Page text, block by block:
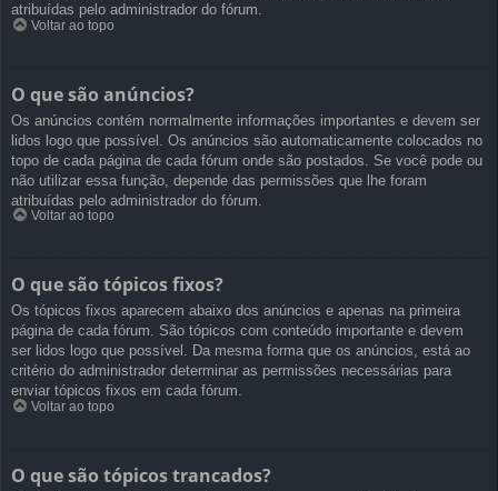
atribuídas pelo administrador do fórum.
Voltar ao topo
O que são anúncios?
Os anúncios contém normalmente informações importantes e devem ser
lidos logo que possível. Os anúncios são automaticamente colocados no
topo de cada página de cada fórum onde são postados. Se você pode ou
não utilizar essa função, depende das permissões que lhe foram
atribuídas pelo administrador do fórum.
Voltar ao topo
O que são tópicos fixos?
Os tópicos fixos aparecem abaixo dos anúncios e apenas na primeira
página de cada fórum. São tópicos com conteúdo importante e devem
ser lidos logo que possível. Da mesma forma que os anúncios, está ao
critério do administrador determinar as permissões necessárias para
enviar tópicos fixos em cada fórum.
Voltar ao topo
O que são tópicos trancados?